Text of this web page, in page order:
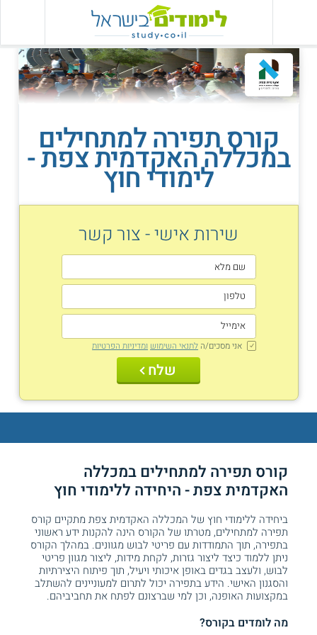
קורס תפירה למתחילים
במכללה האקדמית צפת -
לימודי חוץ
שירות אישי - צור קשר
אני מסכים/ה לתנאי השימוש ומדיניות הפרטיות
שלח
קורס תפירה למתחילים במכללה
האקדמית צפת - היחידה ללימודי חוץ
ביחידה ללימודי חוץ של המכללה האקדמית צפת מתקיים קורס
תפירה למתחילים, מטרתו של הקורס הינה להקנות ידע ראשוני
בתפירה, תוך התמודדות עם פריטי לבוש מגוונים. במהלך הקורס
ניתן ללמוד כיצד ליצור גזרות, לקחת מידות, ליצור מגוון פריטי
לבוש, ולעצב בגדים באופן איכותי ויעיל, תוך פיתוח היצירתיות
והסגנון האישי. הידע בתפירה יכול לתרום למעוניינים להשתלב
במקצועות האופנה, וכן למי שברצונם לפתח את תחביביהם.
מה לומדים בקורס?